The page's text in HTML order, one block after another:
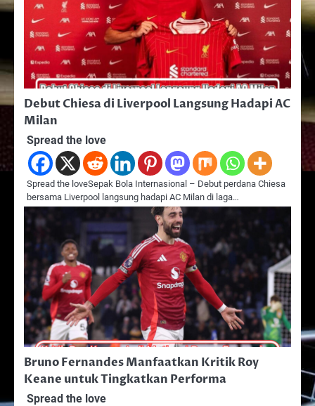
Debut Chiesa di Liverpool Langsung Hadapi AC
Milan
Spread the love
Spread the loveSepak Bola Internasional – Debut perdana Chiesa
bersama Liverpool langsung hadapi AC Milan di laga…
Bruno Fernandes Manfaatkan Kritik Roy
Keane untuk Tingkatkan Performa
Spread the love